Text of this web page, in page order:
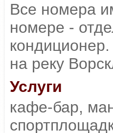
Все номера
номере -
на реку
Услуги
кафе-бар,